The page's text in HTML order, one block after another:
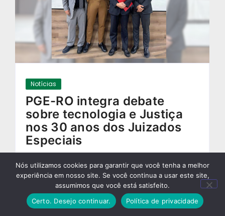
Notícias
PGE-RO integra debate
sobre tecnologia e Justiça
nos 30 anos dos Juizados
Especiais
Nós utilizamos cookies para garantir que você tenha a melhor
experiência em nosso site. Se você continua a usar este site,
assumimos que você está satisfeito.
Certo. Desejo continuar.
Política de privacidade